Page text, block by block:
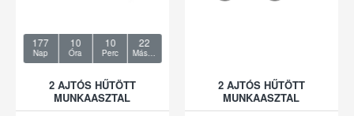
177
Nap
10
Óra
10
Perc
22
Másodperc
2 AJTÓS HŰTÖTT
MUNKAASZTAL
2 AJTÓS HŰTÖTT
MUNKAASZTAL